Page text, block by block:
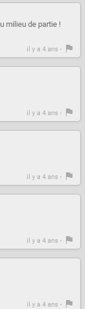
milieu de partie !
il y a 4 ans -
il y a 4 ans -
il y a 4 ans -
il y a 4 ans -
il y a 4 ans -